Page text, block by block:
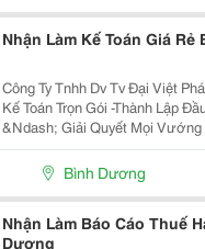
Nhận Làm Kế Toán Giá
Công Ty Tnhh Dv Tv Đại Việt Phát
Kế Toán Trọn Gói -Thành Lập
&Ndash; Giải Quyết Mọi Vướng
Yên Tâm Hoạt Động . 1- Dịch Vụ Thành Lập Văn Phòng
Đại Diện Cho Thương Nhân Nướ
Bình Dương
Nhận Làm Báo Cáo Thuế
Dương